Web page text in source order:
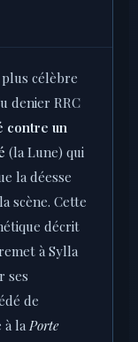
célèbre
denier RRC
contre un
(la Lune) qui
la déesse
scène. Cette
décrit
à Sylla
ses
de
à laPorte